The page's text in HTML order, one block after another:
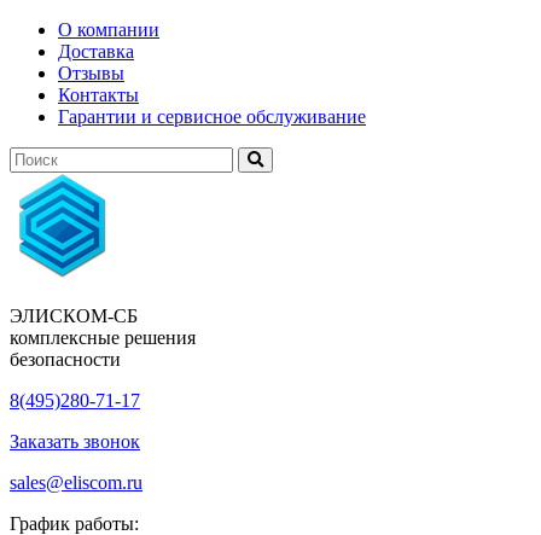
О компании
Доставка
Отзывы
Контакты
Гарантии и сервисное обслуживание
ЭЛИСКОМ-СБ
комплексные решения
безопасности
8(495)280-71-17
Заказать звонок
sales@eliscom.ru
График работы: